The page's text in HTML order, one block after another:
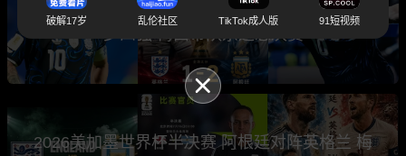
世界杯半决赛 阿根廷2-1绝杀英格兰 三狮军团止
步四强 梅西带队杀进总决赛
2026美加墨世界杯半决赛 阿根廷对阵英格兰 梅
破解17岁 乱伦社区 TikTok成人版 91短视频